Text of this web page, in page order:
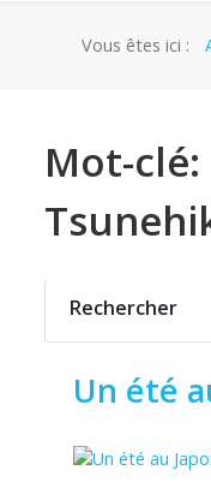
Vous êtes ici :
Mot-
Rechercher
Un été